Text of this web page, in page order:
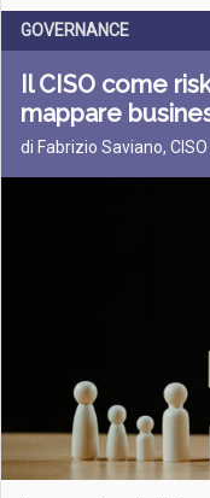
GOVERNANCE
Il CISO come
mappare
di Fabrizio Saviano,